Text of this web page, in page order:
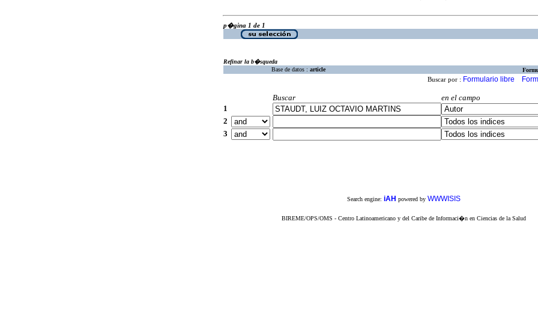
p�gina 1 de 1
Refinar la b�squeda
Base de datos : article
Buscar por : Formulario libre
Buscar
en el campo
1
2
3
Search engine: iAH powered by WWWISIS
BIREME/OPS/OMS - Centro Latinoamericano y del Caribe de Informaci�n en Ciencias de la Salud